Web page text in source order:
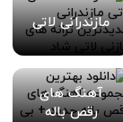
مازندرانی لاتی
آهنگ های
رقص باله